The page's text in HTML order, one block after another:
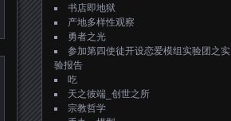
书店即地狱
产地多样性观察
勇者之光
参加第四使徒开设恋爱模组实验团之实
验报告
吃
天之彼端_创世之所
宗教哲学